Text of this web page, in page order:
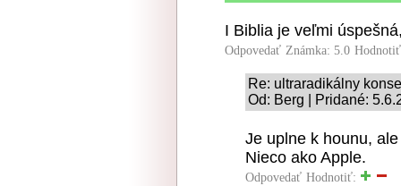
I Biblia je veľmi
Odpovedať Známka: 5.0
Re: ultraradikálny
Od: Berg | Pridané:
Je uplne k hounu,
Nieco ako Apple.
Odpovedať Hodnotiť: